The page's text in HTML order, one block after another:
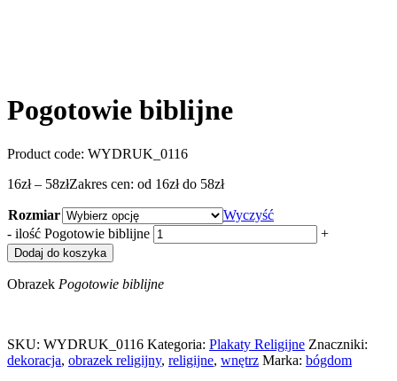
Pogotowie biblijne
Product code: WYDRUK_0116
16zł – 58złZakres cen: od 16zł do 58zł
Rozmiar
Wyczyść
- ilość Pogotowie biblijne +
Dodaj do koszyka
Obrazek Pogotowie biblijne
SKU: WYDRUK_0116 Kategoria: Plakaty Religijne Znaczniki:
dekoracja, obrazek religijny, religijne, wnętrz Marka: bógdom